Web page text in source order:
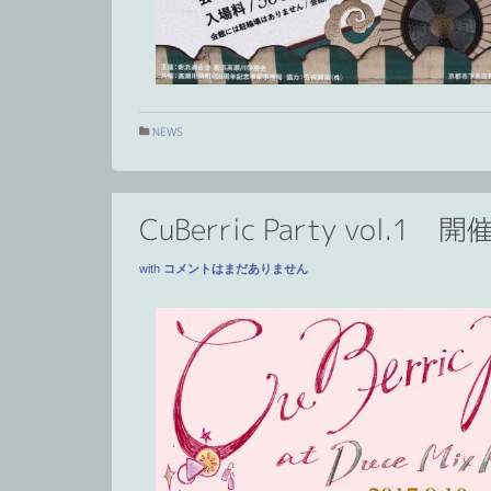
NEWS
CuBerric Party vol.1 開
with コメントはまだありません